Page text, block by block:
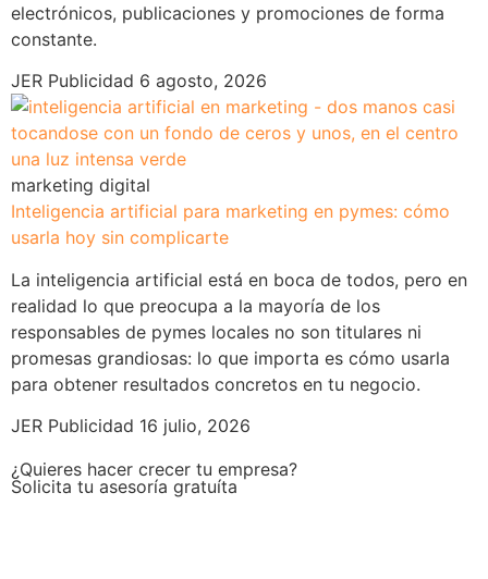
electrónicos, publicaciones y promociones de forma
constante.
JER Publicidad 6 agosto, 2026
marketing digital
Inteligencia artificial para marketing en pymes: cómo
usarla hoy sin complicarte
La inteligencia artificial está en boca de todos, pero en
realidad lo que preocupa a la mayoría de los
responsables de pymes locales no son titulares ni
promesas grandiosas: lo que importa es cómo usarla
para obtener resultados concretos en tu negocio.
JER Publicidad 16 julio, 2026
¿Quieres hacer crecer tu empresa?
Solicita tu asesoría gratuíta